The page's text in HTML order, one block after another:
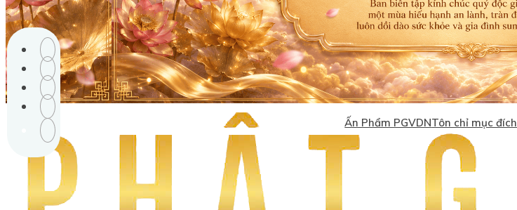
Ấn Phẩm PGVDNTôn chỉ mục đích